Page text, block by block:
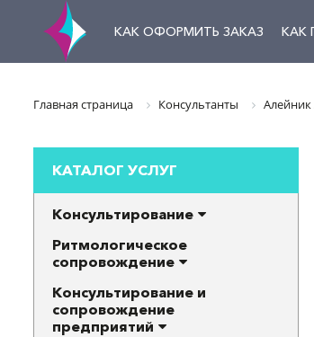
КАК ОФОРМИТЬ ЗАКАЗ КАК
Главная страница Консультанты
КАТАЛОГ УСЛУГ
Консультирование
Ритмологическое
сопровождение
Консультирование и
сопровождение
предприятий